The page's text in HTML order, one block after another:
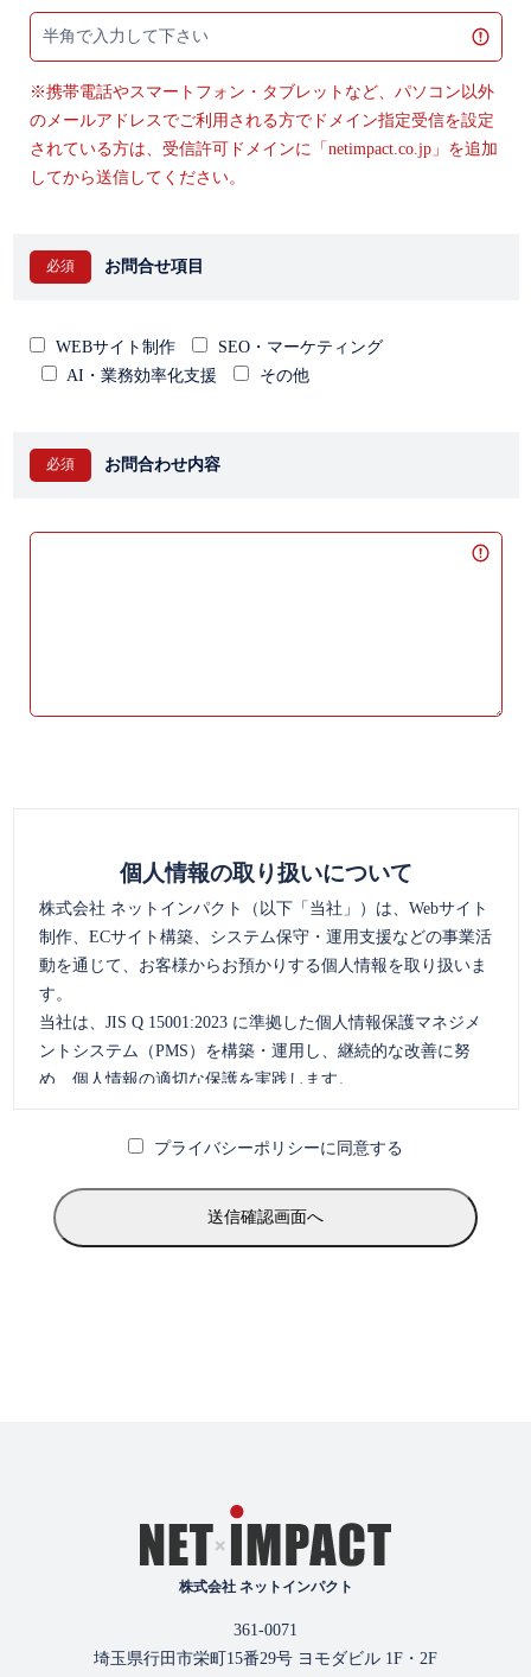
※携帯電話やスマートフォン・タブレットなど、パソコン以外
のメールアドレスでご利用される方でドメイン指定受信を設定
されている方は、受信許可ドメインに「netimpact.co.jp」を追加
してから送信してください。
お問合せ項目
WEBサイト制作
SEO・マーケティング
AI・業務効率化支援
その他
お問合わせ内容
個人情報の取り扱いについて
株式会社 ネットインパクト（以下「当社」）は、Webサイト
制作、ECサイト構築、システム保守・運用支援などの事業活
動を通じて、お客様からお預かりする個人情報を取り扱いま
す。
当社は、JIS Q 15001:2023 に準拠した個人情報保護マネジメ
ントシステム（PMS）を構築・運用し、継続的な改善に努
め、個人情報の適切な保護を実践します。
る、生存する個人に関する情報（氏名、住所、電話番号、メ
ます。
アフターサービス、保守サポート
利用状況分析によるサービス改善
サービス提供に伴う連絡、通知
採用選考および連絡
また、目的外利用を防ぐため、社内規程の整備、従業者教
育、アクセス権限管理等の措置を講じ、適正な取扱いを徹底
プライバシーポリシーに同意する
株式会社 ネットインパクト
361-0071
埼玉県行田市栄町15番29号 ヨモダビル 1F・2F